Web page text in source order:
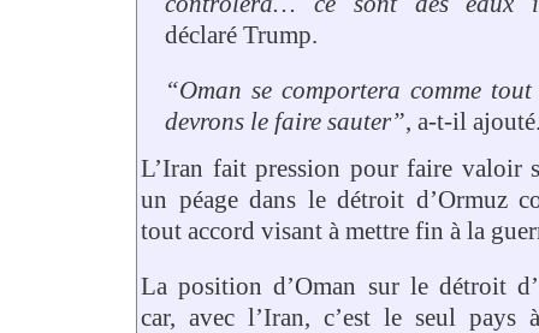
déclaré Trump.
“Oman se comportera comme
devrons le faire sauter”, a-t-il
L’Iran fait pression pour faire valoir
un péage dans le détroit d’Ormuz
tout accord visant à mettre fin à la
La position d’Oman sur le détroit
car, avec l’Iran, c’est le seul pays